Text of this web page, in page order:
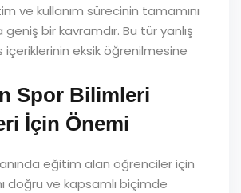
ve kullanım sürecinin tamamını
bir kavramdır. Bu tür yanlış
eksik öğrenilmesine
Spor Bilimleri
İçin Önemi
eğitim alan öğrenciler için
doğru ve kapsamlı biçimde